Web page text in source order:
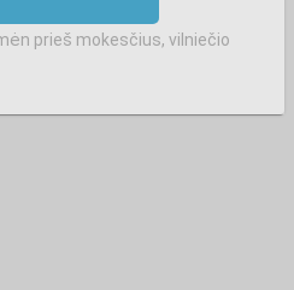
prieš mokesčius, vilniečio